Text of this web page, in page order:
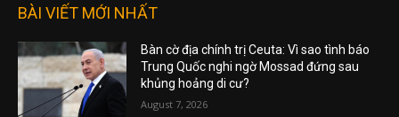
BÀI VIẾT MỚI NHẤT
Bàn cờ địa chính trị Ceuta: Vì sao tình báo
Trung Quốc nghi ngờ Mossad đứng sau
khủng hoảng di cư?
August 7, 2026